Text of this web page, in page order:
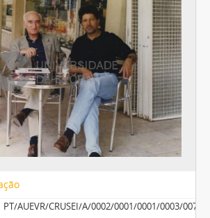
PT/AUEVR/CRUSEI/A/0002/0001/0001/0003/0071